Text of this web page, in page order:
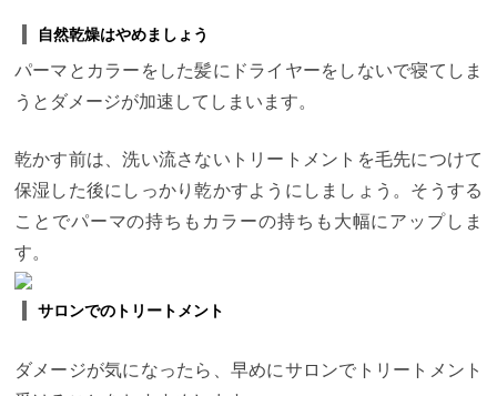
ると必ず後悔します。
カウンセリングで相談してメニューを決めることが
大切です。ですので、多く時間を見積もって4時間く
らいのイメージでご来店されるのがベストかなと思
す。お電話でのお問い合わせでは、"ホームページを
見た"とお伝え頂ければ適用いたします。 下記電話番
号クリックでお店に繋がります。 03−5766−0045〒
150-0001 東京都渋谷区神宮前4丁目9-3 清原ビル2階
自然乾燥はやめましょう
パーマとカラーをした髪にドライヤーをしないで寝てしま
うとダメージが加速してしまいます。
乾かす前は、洗い流さないトリートメントを毛先につけて
保湿した後にしっかり乾かすようにしましょう。そうする
ことでパーマの持ちもカラーの持ちも大幅にアップしま
す。
サロンでのトリートメント
ダメージが気になったら、早めにサロンでトリートメント